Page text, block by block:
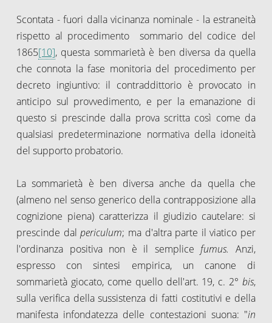
Scontata - fuori dalla vicinanza nominale - la estraneità
rispetto al procedimento sommario del codice del
1865[10], questa sommarietà è ben diversa da quella
che connota la fase monitoria del procedimento per
decreto ingiuntivo: il contraddittorio è provocato in
anticipo sul provvedimento, e per la emanazione di
questo si prescinde dalla prova scritta così come da
qualsiasi predeterminazione normativa della idoneità
del supporto probatorio.
La sommarietà è ben diversa anche da quella che
(almeno nel senso generico della contrapposizione alla
cognizione piena) caratterizza il giudizio cautelare: si
prescinde dalpericulum; ma d'altra parte il viatico per
l'ordinanza positiva non è il semplice fumus. Anzi,
espresso con sintesi empirica, un canone di
sommarietà giocato, come quello dell'art. 19, c. 2° bis,
sulla verifica della sussistenza di fatti costitutivi e della
manifesta infondatezza delle contestazioni suona: "in